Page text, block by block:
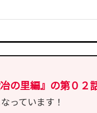
の里編』の第０２
っています！